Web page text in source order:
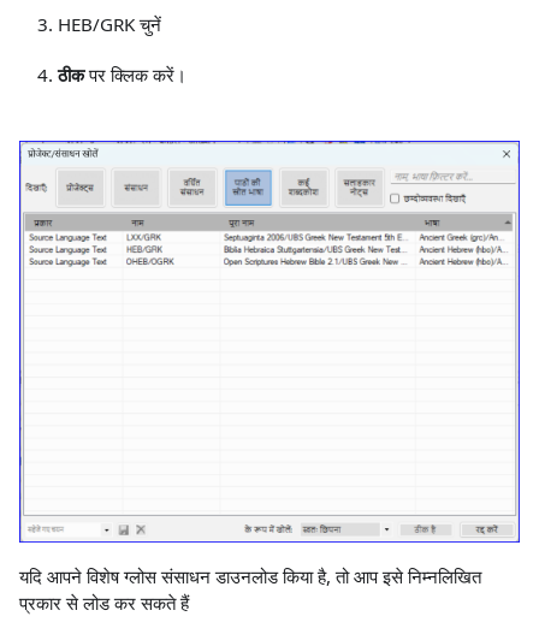
HEB/GRK चुनें
ठीकपर क्लिक करें।
यदि आपने विशेष ग्लोस संसाधन डाउनलोड किया है, तो आप इसे निम्नलिखित
प्रकार से लोड कर सकते हैं